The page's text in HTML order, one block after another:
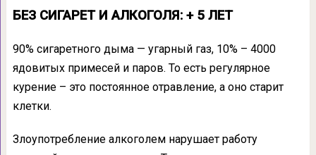
БЕЗ СИГАРЕТ И АЛКОГОЛЯ: + 5 ЛЕТ
90% сигаретного дыма — угарный газ, 10% – 4000
ядовитых примесей и паров. То есть регулярное
курение – это постоянное отравление, а оно старит
клетки.
Злоупотребление алкоголем нарушает работу